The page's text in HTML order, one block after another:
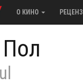
О КИНО